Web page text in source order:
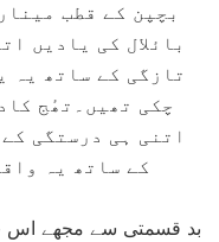
بچپن کے قطب
بائلال کی یادیں
تازگی کے ساتھ یہ
چکی تھیں۔تھٔج
اتنی ہی درستگی
کے ساتھ یہ
بد قسمتی سے مجھے اس